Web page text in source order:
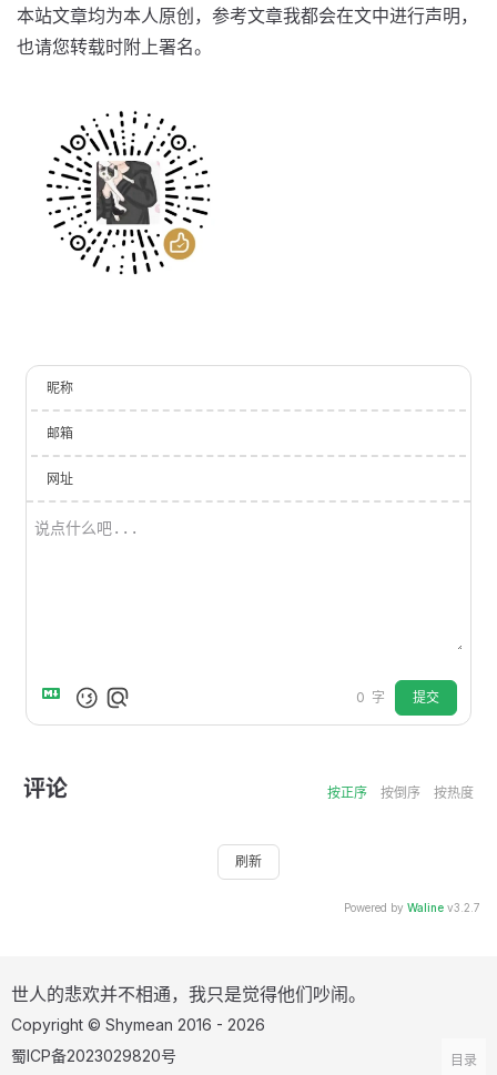
本站文章均为本人原创，参考文章我都会在文中进行声明，
也请您转载时附上署名。
昵称
邮箱
网址
0 字 提交
评论 按正序 按倒序 按热度
刷新
Powered by Waline v3.2.7
目录
世人的悲欢并不相通，我只是觉得他们吵闹。
Copyright © Shymean 2016 - 2026
蜀ICP备2023029820号